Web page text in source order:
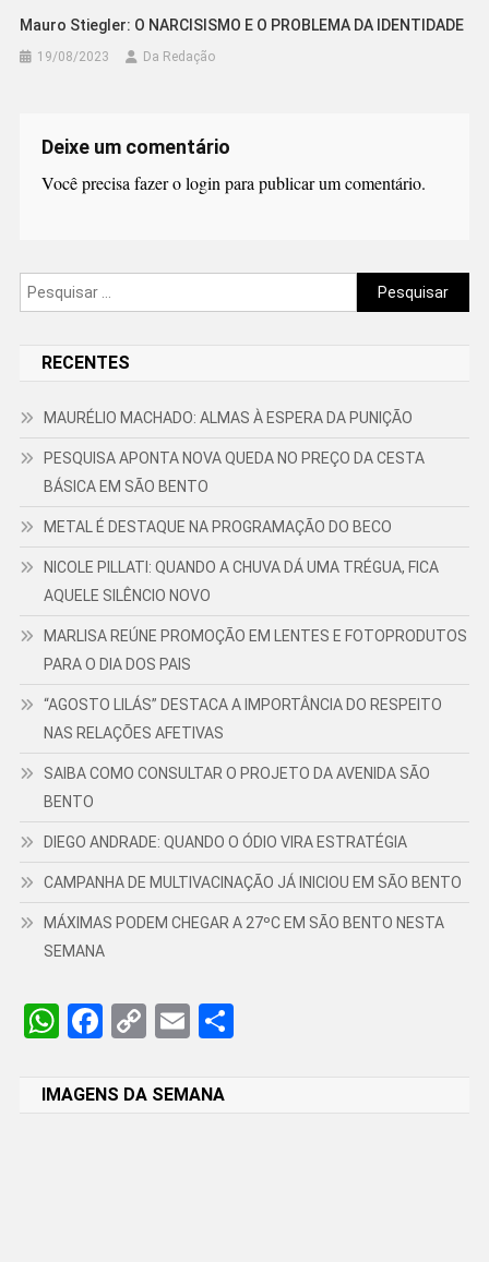
Mauro Stiegler: O NARCISISMO E O PROBLEMA DA IDENTIDADE
19/08/2023 Da Redação
Deixe um comentário
Você precisa fazer ologinpara publicar um comentário.
Pesquisar
por:
RECENTES
MAURÉLIO MACHADO: ALMAS À ESPERA DA PUNIÇÃO
PESQUISA APONTA NOVA QUEDA NO PREÇO DA CESTA
BÁSICA EM SÃO BENTO
METAL É DESTAQUE NA PROGRAMAÇÃO DO BECO
NICOLE PILLATI: QUANDO A CHUVA DÁ UMA TRÉGUA, FICA
AQUELE SILÊNCIO NOVO
MARLISA REÚNE PROMOÇÃO EM LENTES E FOTOPRODUTOS
PARA O DIA DOS PAIS
“AGOSTO LILÁS” DESTACA A IMPORTÂNCIA DO RESPEITO
NAS RELAÇÕES AFETIVAS
SAIBA COMO CONSULTAR O PROJETO DA AVENIDA SÃO
BENTO
DIEGO ANDRADE: QUANDO O ÓDIO VIRA ESTRATÉGIA
CAMPANHA DE MULTIVACINAÇÃO JÁ INICIOU EM SÃO BENTO
MÁXIMAS PODEM CHEGAR A 27ºC EM SÃO BENTO NESTA
SEMANA
WhatsApp
Facebook
CopyEmail
IMAGENS DA SEMANA